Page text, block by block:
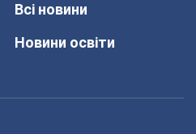
Всі новини
Новини освіти